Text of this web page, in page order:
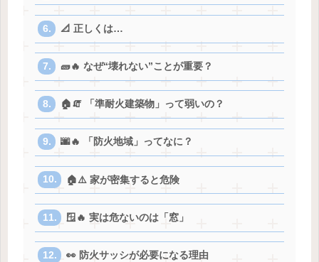
📐 正しくは…
🧱🔥 なぜ“壊れない”ことが重要？
🏠🧯 「準耐火建築物」って弱いの？
🌆🔥 「防火地域」ってなに？
🏠⚠️ 家が密集すると危険
🪟🔥 実は危ないのは「窓」
👀 防火サッシが必要になる理由